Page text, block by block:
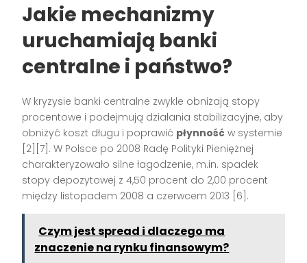
Jakie mechanizmy
uruchamiają banki
centralne i państwo?
W kryzysie banki centralne zwykle obniżają stopy
procentowe i podejmują działania stabilizacyjne, aby
obniżyć koszt długu i poprawić płynność w systemie
[2][7]. W Polsce po 2008 Radę Polityki Pieniężnej
charakteryzowało silne łagodzenie, m.in. spadek
stopy depozytowej z 4,50 procent do 2,00 procent
między listopadem 2008 a czerwcem 2013 [6].
Czym jest spread i dlaczego ma
znaczenie na rynku finansowym?